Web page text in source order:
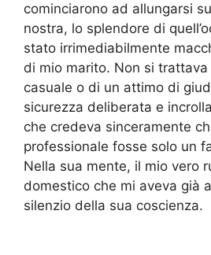
cominciarono ad allungarsi
nostra, lo splendore di
stato irrimediabilmente
di mio marito. Non si
casuale o di un attimo di
sicurezza deliberata e
che credeva sinceramente
professionale fosse solo un
Nella sua mente, il mio vero
domestico che mi aveva già
silenzio della sua coscienza.